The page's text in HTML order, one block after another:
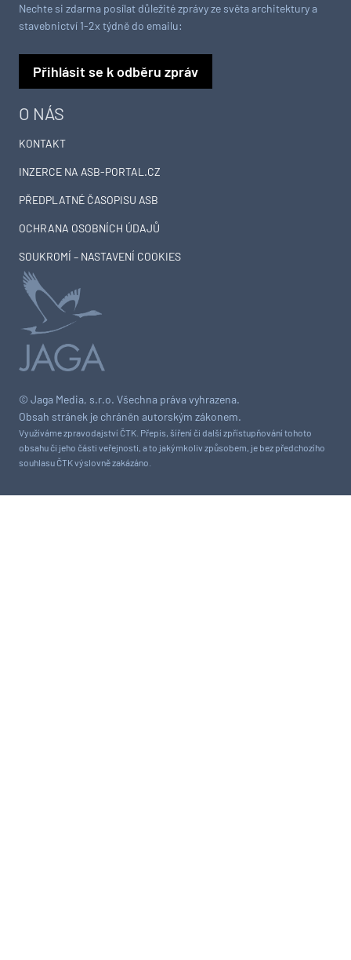
© Jaga Media, s.r.o. Všechna práva vyhrazena.
Obsah stránek je chráněn autorským zákonem.
Využíváme zpravodajství ČTK. Přepis, šíření či další zpřístupňování tohoto
obsahu či jeho části veřejnosti, a to jakýmkoliv způsobem, je bez předchozího
souhlasu ČTK výslovně zakázáno.
O NÁS
KONTAKT
INZERCE NA ASB-PORTAL.CZ
PŘEDPLATNÉ ČASOPISU ASB
OCHRANA OSOBNÍCH ÚDAJŮ
SOUKROMÍ – NASTAVENÍ COOKIES
Nechte si zdarma posílat důležité zprávy ze světa architektury a
stavebnictví 1-2x týdně do emailu:
Přihlásit se k odběru zpráv